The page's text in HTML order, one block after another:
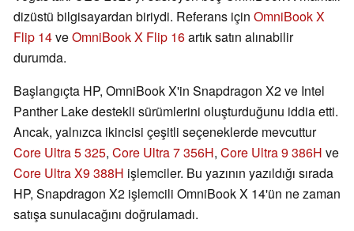
dizüstü bilgisayardan biriydi. Referans için OmniBook X
Flip 14veOmniBook X Flip 16artık satın alınabilir
durumda.
Başlangıçta HP, OmniBook X'in Snapdragon X2 ve Intel
Panther Lake destekli sürümlerini oluşturduğunu iddia etti.
Ancak, yalnızca ikincisi çeşitli seçeneklerde mevcuttur
Core Ultra 5 325, Core Ultra 7 356H, Core Ultra 9 386H ve
Core Ultra X9 388H işlemciler. Bu yazının yazıldığı sırada
HP, Snapdragon X2 işlemcili OmniBook X 14'ün ne zaman
satışa sunulacağını doğrulamadı.